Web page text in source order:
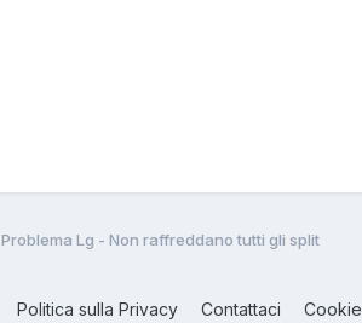
Problema Lg - Non raffreddano tutti gli split
Politica sulla Privacy Contattaci Cookie